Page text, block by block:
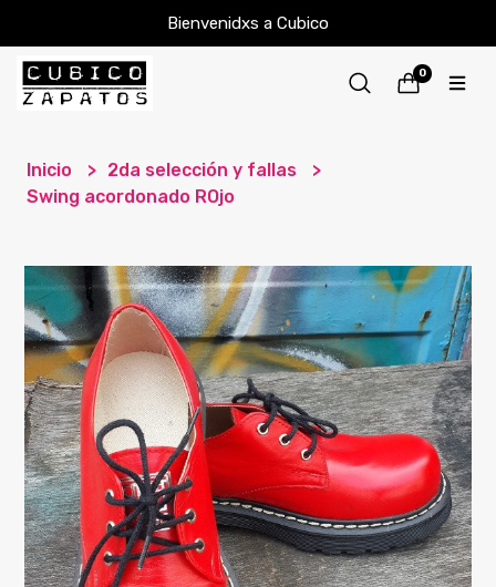
Bienvenidxs a Cubico
0
Inicio
2da selección y fallas
Swing acordonado ROjo